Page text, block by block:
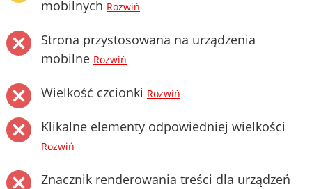
mobilnych Rozwiń
Strona przystosowana na urządzenia
mobilne Rozwiń
Wielkość czcionki Rozwiń
Klikalne elementy odpowiedniej wielkości
Rozwiń
Znacznik renderowania treści dla urządzeń